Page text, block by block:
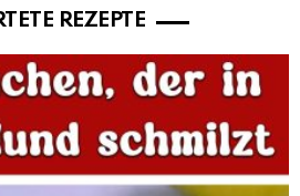
REZEPTE